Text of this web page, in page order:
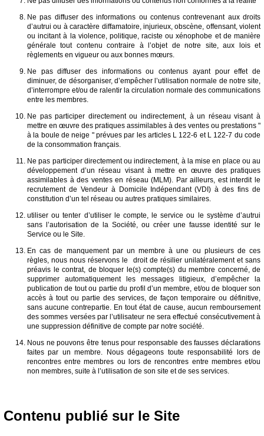
Ne pas diffuser des informations ou contenus contrevenant aux droits
d’autrui ou à caractère diffamatoire, injurieux, obscène, offensant, violent
ou incitant à la violence, politique, raciste ou xénophobe et de manière
générale tout contenu contraire à l’objet de notre site, aux lois et
règlements en vigueur ou aux bonnes mœurs.
Ne pas diffuser des informations ou contenus ayant pour effet de
diminuer, de désorganiser, d’empêcher l’utilisation normale de notre site,
d’interrompre et/ou de ralentir la circulation normale des communications
entre les membres.
Ne pas participer directement ou indirectement, à un réseau visant à
mettre en œuvre des pratiques assimilables à des ventes ou prestations "
à la boule de neige " prévues par les articles L 122-6 et L 122-7 du code
de la consommation français.
Ne pas participer directement ou indirectement, à la mise en place ou au
développement d’un réseau visant à mettre en œuvre des pratiques
assimilables à des ventes en réseau (MLM). Par ailleurs, est interdit le
recrutement de Vendeur à Domicile Indépendant (VDI) à des fins de
constitution d’un tel réseau ou autres pratiques similaires.
utiliser ou tenter d’utiliser le compte, le service ou le système d’autrui
sans l’autorisation de la Société, ou créer une fausse identité sur le
Service ou le Site.
En cas de manquement par un membre à une ou plusieurs de ces
règles, nous nous réservons le droit de résilier unilatéralement et sans
préavis le contrat, de bloquer le(s) compte(s) du membre concerné, de
supprimer automatiquement les messages litigieux, d’empêcher la
publication de tout ou partie du profil d’un membre, et/ou de bloquer son
accès à tout ou partie des services, de façon temporaire ou définitive,
sans aucune contrepartie. En tout état de cause, aucun remboursement
des sommes versées par l’utilisateur ne sera effectué consécutivement à
une suppression définitive de compte par notre société.
Nous ne pouvons être tenus pour responsable des fausses déclarations
faites par un membre. Nous dégageons toute responsabilité lors de
rencontres entre membres ou lors de rencontres entre membres et/ou
non membres, suite à l’utilisation de son site et de ses services.
Contenu publié sur le Site